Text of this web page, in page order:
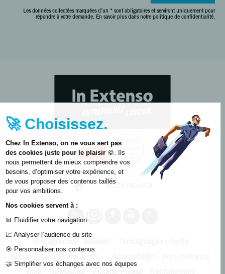
Les données collectées marquées d’un * sont obligatoires et serviront uniquement pour
répondre à votre demande. En savoir plus dans notre politique de confidentialité.
🚀 Choisissez.
Chez In Extenso, on ne vous sert pas
des cookies juste pour le plaisir🍪. Ils
nous permettent de mieux comprendre vos
besoins, d’optimiser votre expérience, et
de vous proposer des contenus taillés
pour vos ambitions.
Nos cookies servent à :
📊 Fluidifier votre navigation
📈 Analyser l’audience du site
🎯 Personnaliser nos contenus
🤝 Simplifier vos échanges avec nos équipes